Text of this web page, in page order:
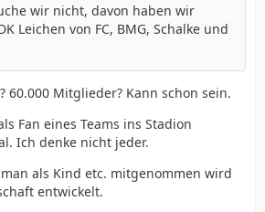
wir nicht, davon haben wir
Leichen von FC, BMG, Schalke und
60.000 Mitglieder? Kann schon sein.
Fan eines Teams ins Stadion
Ich denke nicht jeder.
als Kind etc. mitgenommen wird
entwickelt.